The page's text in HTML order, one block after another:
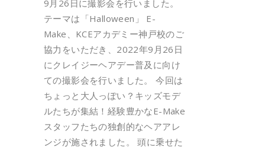
9月26日に撮影会を行いました。
テーマは「Halloween」 E-
Make、KCEアカデミー神戸校のご
協力をいただき、2022年9月26日
にクレイジーヘアデー普及に向け
ての撮影会を行いました。 今回は
ちょっと大人っぽい？キッズモデ
ルたちが集結！経験豊かなE-Make
スタッフたちの独創的なヘアアレ
ンジが施されました。 頭に乗せた